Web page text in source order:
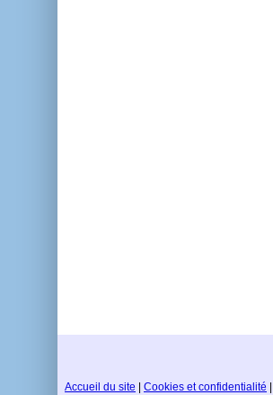
Accueil du site Cookies et confidentialité